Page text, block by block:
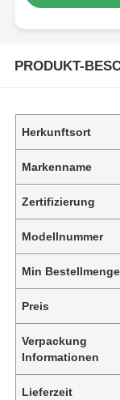
PRODUKT-
Herkunftsort
Markenname
Zertifizierung
Modellnummer
Min Bestellmenge
Preis
Verpackung
Informationen
Lieferzeit